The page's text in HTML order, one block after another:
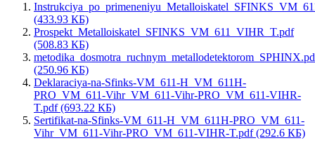
(433.93 КБ)
Prospekt_Metalloiskatel_SFINKS_VM_611_VIHR_T.pdf
(508.83 КБ)
(250.96 КБ)
Deklaraciya-na-Sfinks-VM_611-H_VM_611H-
PRO_VM_611-Vihr_VM_611-Vihr-PRO_VM_611-VIHR-
T.pdf (693.22 КБ)
Sertifikat-na-Sfinks-VM_611-H_VM_611H-PRO_VM_611-
Vihr_VM_611-Vihr-PRO_VM_611-VIHR-T.pdf (292.6 КБ)